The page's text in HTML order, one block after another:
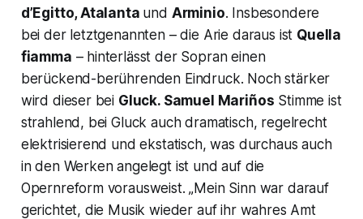
d’Egitto, Atalanta und Arminio. Insbesondere
bei der letztgenannten – die Arie daraus ist Quella
fiamma – hinterlässt der Sopran einen
berückend-berührenden Eindruck. Noch stärker
wird dieser bei Gluck. Samuel Mariños Stimme ist
strahlend, bei Gluck auch dramatisch, regelrecht
elektrisierend und ekstatisch, was durchaus auch
in den Werken angelegt ist und auf die
Opernreform vorausweist.„Mein Sinn war darauf
gerichtet, die Musik wieder auf ihr wahres Amt